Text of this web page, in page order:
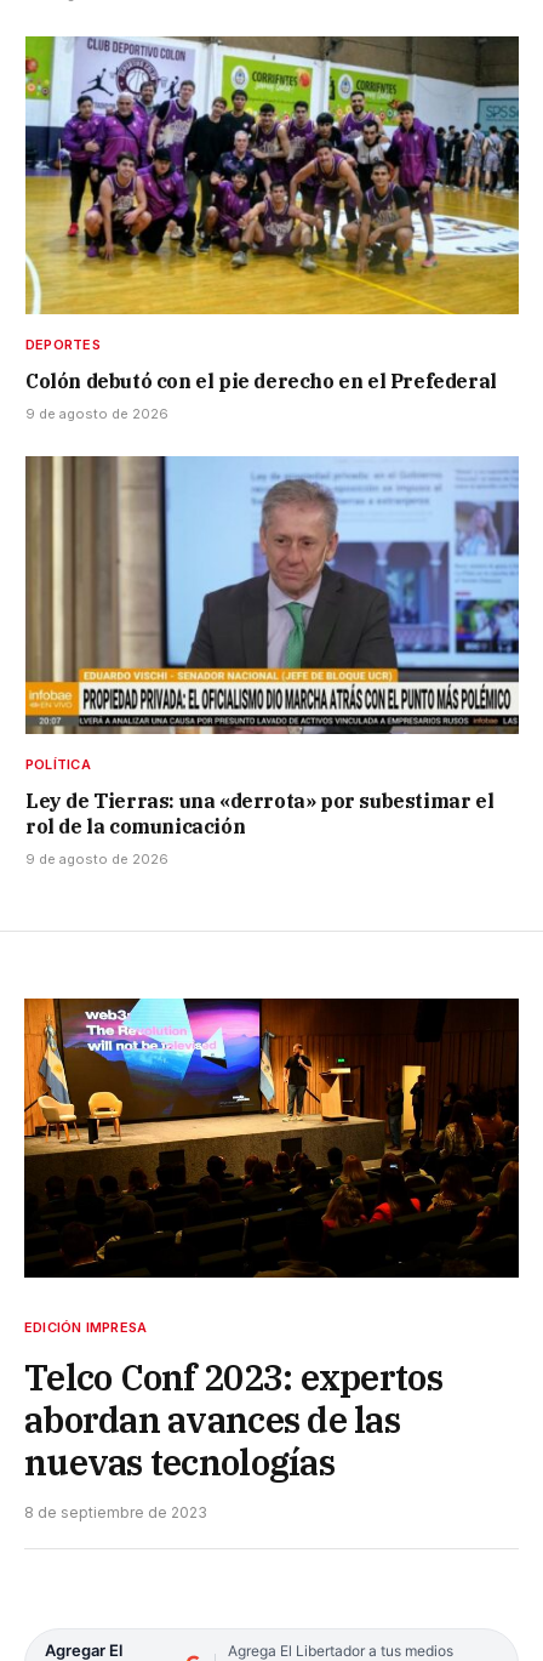
DEPORTES
Colón debutó con el pie derecho en el Prefederal
9 de agosto de 2026
POLÍTICA
Ley de Tierras: una «derrota» por subestimar el
rol de la comunicación
9 de agosto de 2026
EDICIÓN IMPRESA
Telco Conf 2023: expertos
abordan avances de las
nuevas tecnologías
8 de septiembre de 2023
Agregar El
Agrega El Libertador a tus medios